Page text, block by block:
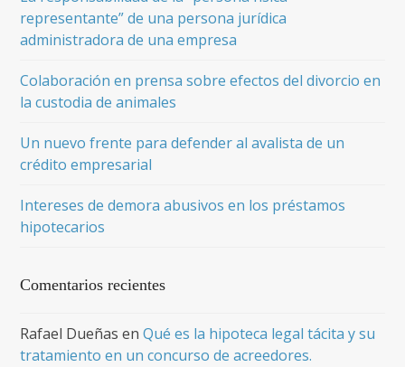
representante” de una persona jurídica
administradora de una empresa
Colaboración en prensa sobre efectos del divorcio en
la custodia de animales
Un nuevo frente para defender al avalista de un
crédito empresarial
Intereses de demora abusivos en los préstamos
hipotecarios
Comentarios recientes
Rafael Dueñas enQué es la hipoteca legal tácita y su
tratamiento en un concurso de acreedores.